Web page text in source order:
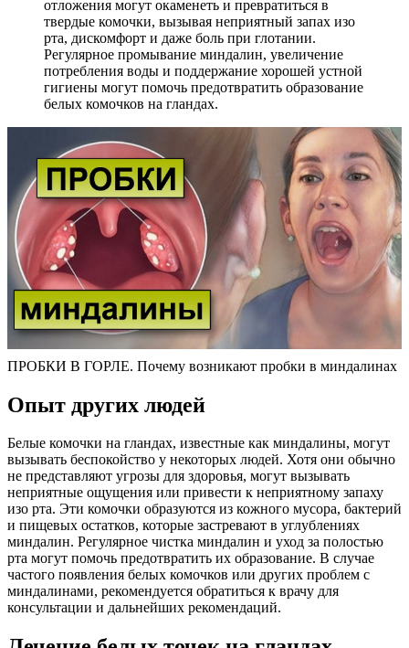
отложения могут окаменеть и превратиться в
твердые комочки, вызывая неприятный запах изо
рта, дискомфорт и даже боль при глотании.
Регулярное промывание миндалин, увеличение
потребления воды и поддержание хорошей устной
гигиены могут помочь предотвратить образование
белых комочков на гландах.
ПРОБКИ В ГОРЛЕ. Почему возникают пробки в миндалинах
Опыт других людей
Белые комочки на гландах, известные как миндалины, могут
вызывать беспокойство у некоторых людей. Хотя они обычно
не представляют угрозы для здоровья, могут вызывать
неприятные ощущения или привести к неприятному запаху
изо рта. Эти комочки образуются из кожного мусора, бактерий
и пищевых остатков, которые застревают в углублениях
миндалин. Регулярное чистка миндалин и уход за полостью
рта могут помочь предотвратить их образование. В случае
частого появления белых комочков или других проблем с
миндалинами, рекомендуется обратиться к врачу для
консультации и дальнейших рекомендаций.